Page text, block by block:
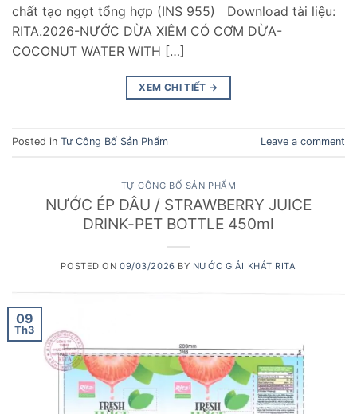
chất tạo ngọt tổng hợp (INS 955) Download tài liệu:
RITA.2026-NƯỚC DỪA XIÊM CÓ CƠM DỪA-
COCONUT WATER WITH […]
XEM CHI TIẾT →
Posted in Tự Công Bố Sản Phẩm Leave a comment
TỰ CÔNG BỐ SẢN PHẨM
NƯỚC ÉP DÂU / STRAWBERRY JUICE
DRINK-PET BOTTLE 450ml
POSTED ON09/03/2026 BY NƯỚC GIẢI KHÁT RITA
09
Th3